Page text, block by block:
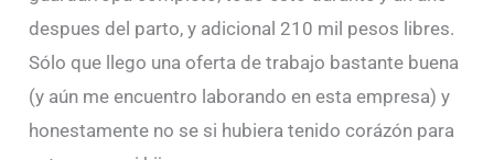
despues del parto, y adicional 210 mil pesos libres.
Sólo que llego una oferta de trabajo bastante buena
(y aún me encuentro laborando en esta empresa) y
honestamente no se si hubiera tenido corázón para